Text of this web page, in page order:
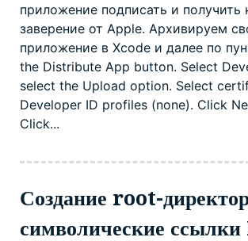
приложение подписать и получить
заверение от Apple. Архивируем
приложение в Xcode и далее по
the Distribute App button. Select
select the Upload option. Select
Developer ID profiles (none). Click
Click...
Создание root-
символические ссылки